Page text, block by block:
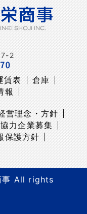
2
賃表
倉庫
報
営理念・方針
力企業募集
保護方針
All rights